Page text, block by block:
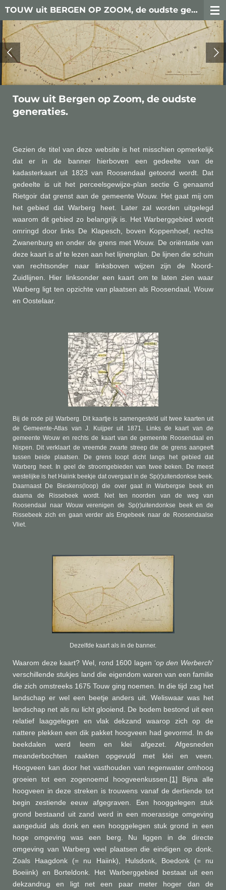
Ga
direct
naar
de
hoofdinhoud
TOUW uit BERGEN OP ZOOM, de oudste generaties
Touw uit Bergen op Zoom, de oudste
generaties.
Gezien de titel van deze website is het misschien opmerkelijk
dat er in de banner hierboven een gedeelte van de
kadasterkaart uit 1823 van Roosendaal getoond wordt. Dat
gedeelte is uit het perceelsgewijze-plan sectie G genaamd
Rietgoir dat grenst aan de gemeente Wouw. Het gaat mij om
het gebied dat Warberg heet. Later zal worden uitgelegd
waarom dit gebied zo belangrijk is. Het Warberggebied wordt
omringd door links De Klapesch, boven Koppenhoef, rechts
Zwanenburg en onder de grens met Wouw. De oriëntatie van
deze kaart is af te lezen aan het lijnenplan. De lijnen die schuin
van rechtsonder naar linksboven wijzen zijn de Noord-
Zuidlijnen. Hier linksonder een kaart om te laten zien waar
Warberg ligt ten opzichte van plaatsen als Roosendaal, Wouw
en Oostelaar.
Bij de rode pijl Warberg. Dit kaartje is samengesteld uit twee kaarten uit
de Gemeente-Atlas van J. Kuijper uit 1871. Links de kaart van de
gemeente Wouw en rechts de kaart van de gemeente Roosendaal en
Nispen. Dit verklaart de vreemde zwarte streep die de grens aangeeft
tussen beide plaatsen. De grens loopt dicht langs het gebied dat
Warberg heet. In geel de stroomgebieden van twee beken. De meest
westelijke is het Haiink beekje dat overgaat in de Sp(r)uitendonkse beek.
Daarnaast De Bieskens(loop) die over gaat in Warbergse beek en
daarna de Rissebeek wordt. Net ten noorden van de weg van
Roosendaal naar Wouw verenigen de Sp(r)uitendonkse beek en de
Rissebeek zich en gaan verder als Engebeek naar de Roosendaalse
Vliet.
Dezelfde kaart als in de banner.
Waarom deze kaart? Wel, rond 1600 lagen ‘op den Werberch’
verschillende stukjes land die eigendom waren van een familie
die zich omstreeks 1675 Touw ging noemen. In die tijd zag het
landschap er wel een beetje anders uit. Weliswaar was het
landschap net als nu licht glooiend. De bodem bestond uit een
relatief laaggelegen en vlak dekzand waarop zich op de
nattere plekken een dik pakket hoogveen had gevormd. In de
beekdalen werd leem en klei afgezet. Afgesneden
meanderbochten raakten opgevuld met klei en veen.
Hoogveen kan door het vasthouden van regenwater omhoog
groeien tot een zogenoemd hoogveenkussen. [1] Bijna alle
hoogveen in deze streken is trouwens vanaf de dertiende tot
begin zestiende eeuw afgegraven. Een hooggelegen stuk
grond bestaand uit zand werd in een moerassige omgeving
aangeduid als donk en een hooggelegen stuk grond in een
hoge omgeving was een berg. Nu liggen in de directe
omgeving van Warberg veel plaatsen die eindigen op donk.
Zoals Haagdonk (= nu Haiink), Hulsdonk, Boedonk (= nu
Boeiink) en Borteldonk. Het Warberggebied bestaat uit een
dekzandrug en ligt net een paar meter hoger dan de